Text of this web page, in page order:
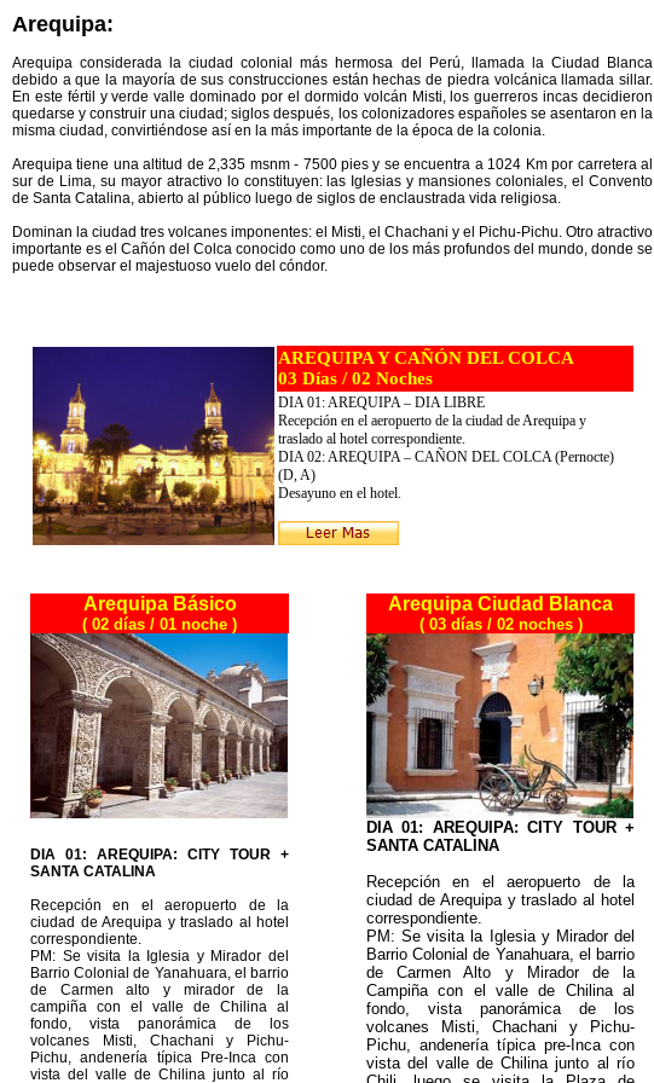
Arequipa:
Arequipa considerada la ciudad colonial más hermosa del Perú, llamada la Ciudad Blanca
debido a que la mayoría de sus construcciones están hechas de piedra volcánica llamada sillar.
En este fértil y verde valle dominado por el dormido volcán Misti, los guerreros incas decidieron
quedarse y construir una ciudad; siglos después, los colonizadores españoles se asentaron en la
misma ciudad, convirtiéndose así en la más importante de la época de la colonia.
Arequipa tiene una altitud de 2,335 msnm - 7500 pies y se encuentra a 1024 Km por carretera al
sur de Lima, su mayor atractivo lo constituyen: las Iglesias y mansiones coloniales, el Convento
de Santa Catalina, abierto al público luego de siglos de enclaustrada vida religiosa.
Dominan la ciudad tres volcanes imponentes: el Misti, el Chachani y el Pichu-Pichu. Otro atractivo
importante es el Cañón del Colca conocido como uno de los más profundos del mundo, donde se
puede observar el majestuoso vuelo del cóndor.
AREQUIPA Y CAÑÓN DEL COLCA
03 Días / 02 Noches
DIA 01: AREQUIPA – DIA LIBRE
Recepción en el aeropuerto de la ciudad de Arequipa y
traslado al hotel correspondiente.
DIA 02: AREQUIPA – CAÑON DEL COLCA (Pernocte)
(D, A)
Desayuno en el hotel.
Arequipa Básico
( 02 días / 01 noche )
Arequipa Ciudad Blanca
( 03 días / 02 noches )
DIA 01: AREQUIPA: CITY TOUR +
SANTA CATALINA
Recepción en el aeropuerto de la
ciudad de Arequipa y traslado al hotel
correspondiente.
PM: Se visita la Iglesia y Mirador del
Barrio Colonial de Yanahuara, el barrio
de Carmen alto y mirador de la
campiña con el valle de Chilina al
fondo, vista panorámica de los
volcanes Misti, Chachani y Pichu-
Pichu, andenería típica Pre-Inca con
vista del valle de Chilina junto al río
DIA 01: AREQUIPA: CITY TOUR +
SANTA CATALINA
Recepción en el aeropuerto de la
ciudad de Arequipa y traslado al hotel
correspondiente.
PM: Se visita la Iglesia y Mirador del
Barrio Colonial de Yanahuara, el barrio
de Carmen Alto y Mirador de la
Campiña con el valle de Chilina al
fondo, vista panorámica de los
volcanes Misti, Chachani y Pichu-
Pichu, andenería típica pre-Inca con
vista del valle de Chilina junto al río